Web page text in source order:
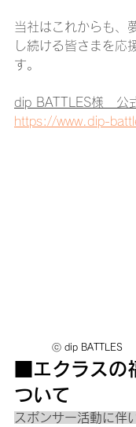
当社はこれからも、
し続ける皆さまを応
す。
dip BATTLES様　
https://www.dip-
ⓒ dip BATTLES
■エクラスの
ついて
スポンサー活動に伴